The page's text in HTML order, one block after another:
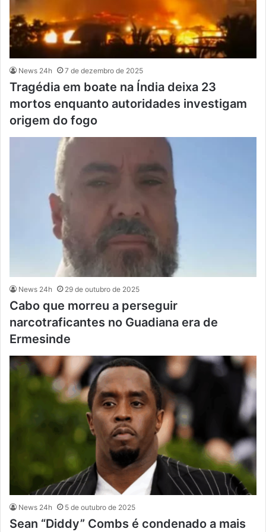
News 24h 7 de dezembro de 2025
Tragédia em boate na Índia deixa 23
mortos enquanto autoridades investigam
origem do fogo
News 24h 29 de outubro de 2025
Cabo que morreu a perseguir
narcotraficantes no Guadiana era de
Ermesinde
News 24h 5 de outubro de 2025
Sean “Diddy” Combs é condenado a mais